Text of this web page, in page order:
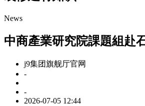
News
中商產業研究院課題組赴
j9集团旗舰厅官网
-
-
2026-07-05 12:44